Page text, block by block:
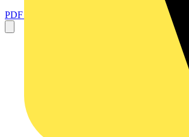
PDF öffnen